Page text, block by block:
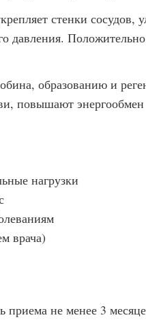
стенки сосудов,
давления.
образованию и
повышают энергообмен
нагрузки
врача)
приема не менее 3